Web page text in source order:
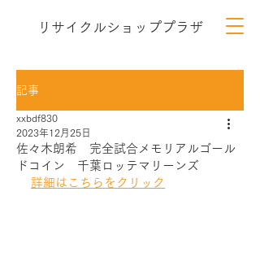
リサイクルショッププラザ
記事
佐々木朗希 完全試合メモリアルゴール
ドコイン 千葉ロッテマリーンズ
xxbdf830
2023年12月25日
詳細はこちらをクリック